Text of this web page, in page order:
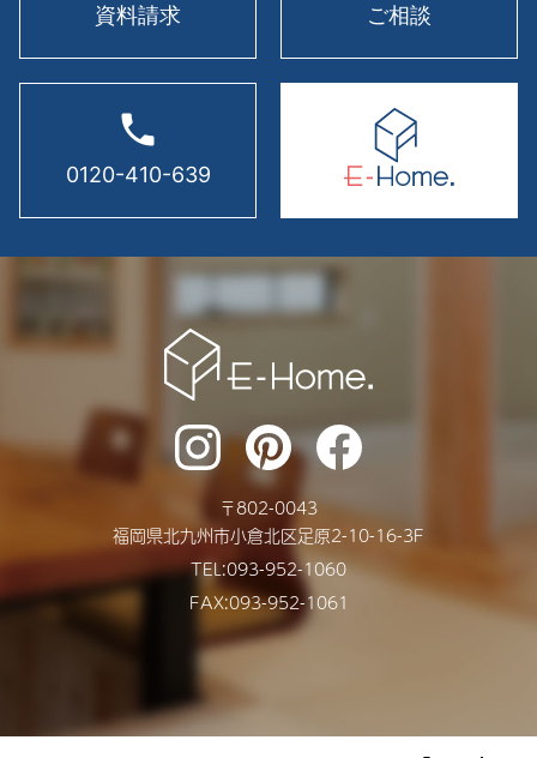
2025年3月
2025年2月
2024年12月
2024年6月
2024年3月
2023年11月
資料請求 ご相談
phone
0120-410-639
〒802-0043
福岡県北九州市小倉北区足原2-10-16-3F
TEL:093-952-1060
FAX:093-952-1061